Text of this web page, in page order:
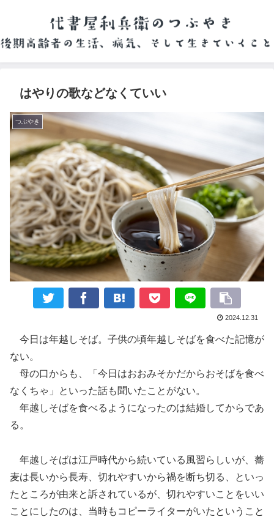
はやりの歌などなくていい
つぶやき
2024.12.31
今日は年越しそば。子供の頃年越しそばを食べた記憶が
ない。
母の口からも、「今日はおおみそかだからおそばを食べ
なくちゃ」といった話も聞いたことがない。
年越しそばを食べるようになったのは結婚してからであ
る。
年越しそばは江戸時代から続いている風習らしいが、蕎
麦は長いから長寿、切れやすいから禍を断ち切る、といっ
たところが由来と訴されているが、切れやすいことをいい
ことにしたのは、当時もコピーライターがいたということ